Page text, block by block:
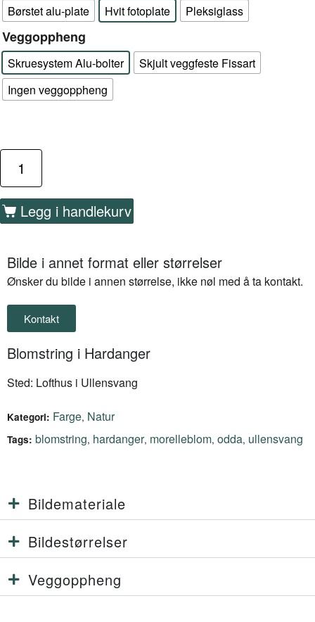
Børstet alu-plate Hvit fotoplate Pleksiglass
Veggoppheng
Skruesystem Alu-bolter
Skjult veggfeste Fissart
Ingen veggoppheng
Legg i handlekurv
Bilde i annet format eller størrelser
Ønsker du bilde i annen størrelse, ikke nøl med å ta kontakt.
Kontakt
Blomstring i Hardanger
Sted: Lofthus i Ullensvang
Kategori: Farge, Natur
Tags: blomstring, hardanger, morelleblom, odda, ullensvang
Bildemateriale
Bildestørrelser
Veggoppheng